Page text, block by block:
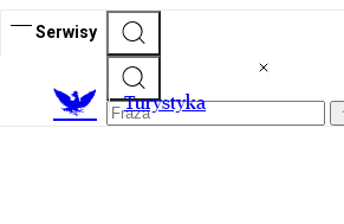
Serwisy
Turystyka